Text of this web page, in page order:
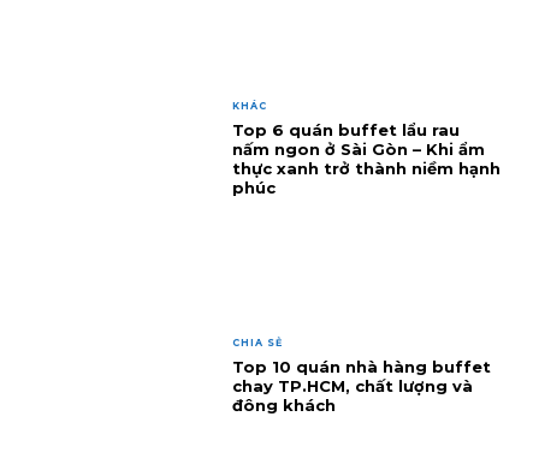
KHÁC
Top 6 quán buffet lẩu rau
nấm ngon ở Sài Gòn – Khi ẩm
thực xanh trở thành niềm hạnh
phúc
CHIA SẺ
Top 10 quán nhà hàng buffet
chay TP.HCM, chất lượng và
đông khách